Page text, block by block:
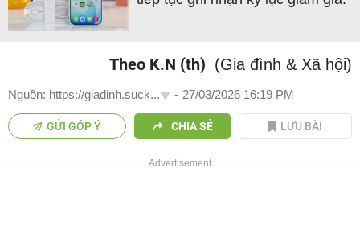
Theo K.N (th) (Gia đình & Xã hội)
Nguồn: https://giadinh.suck... - 27/03/2026 16:19 PM
GỬI GÓP Ý CHIA SẺ LƯU BÀI